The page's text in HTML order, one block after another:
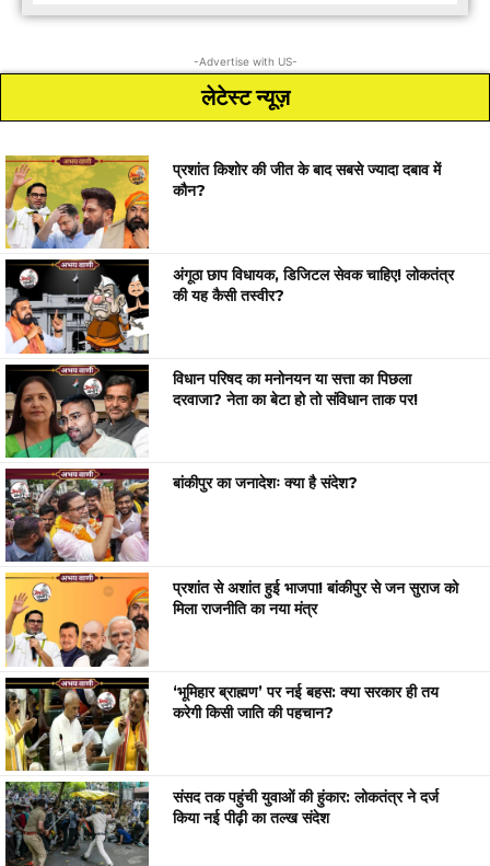
-Advertise with US-
लेटेस्ट न्यूज़
प्रशांत किशोर की जीत के बाद सबसे ज्यादा दबाव में
कौन?
अंगूठा छाप विधायक, डिजिटल सेवक चाहिए! लोकतंत्र
की यह कैसी तस्वीर?
विधान परिषद का मनोनयन या सत्ता का पिछला
दरवाजा? नेता का बेटा हो तो संविधान ताक पर!
बांकीपुर का जनादेशः क्या है संदेश?
प्रशांत से अशांत हुई भाजपा! बांकीपुर से जन सुराज को
मिला राजनीति का नया मंत्र
‘भूमिहार ब्राह्मण’ पर नई बहस: क्या सरकार ही तय
करेगी किसी जाति की पहचान?
संसद तक पहुंची युवाओं की हुंकार: लोकतंत्र ने दर्ज
किया नई पीढ़ी का तल्ख संदेश